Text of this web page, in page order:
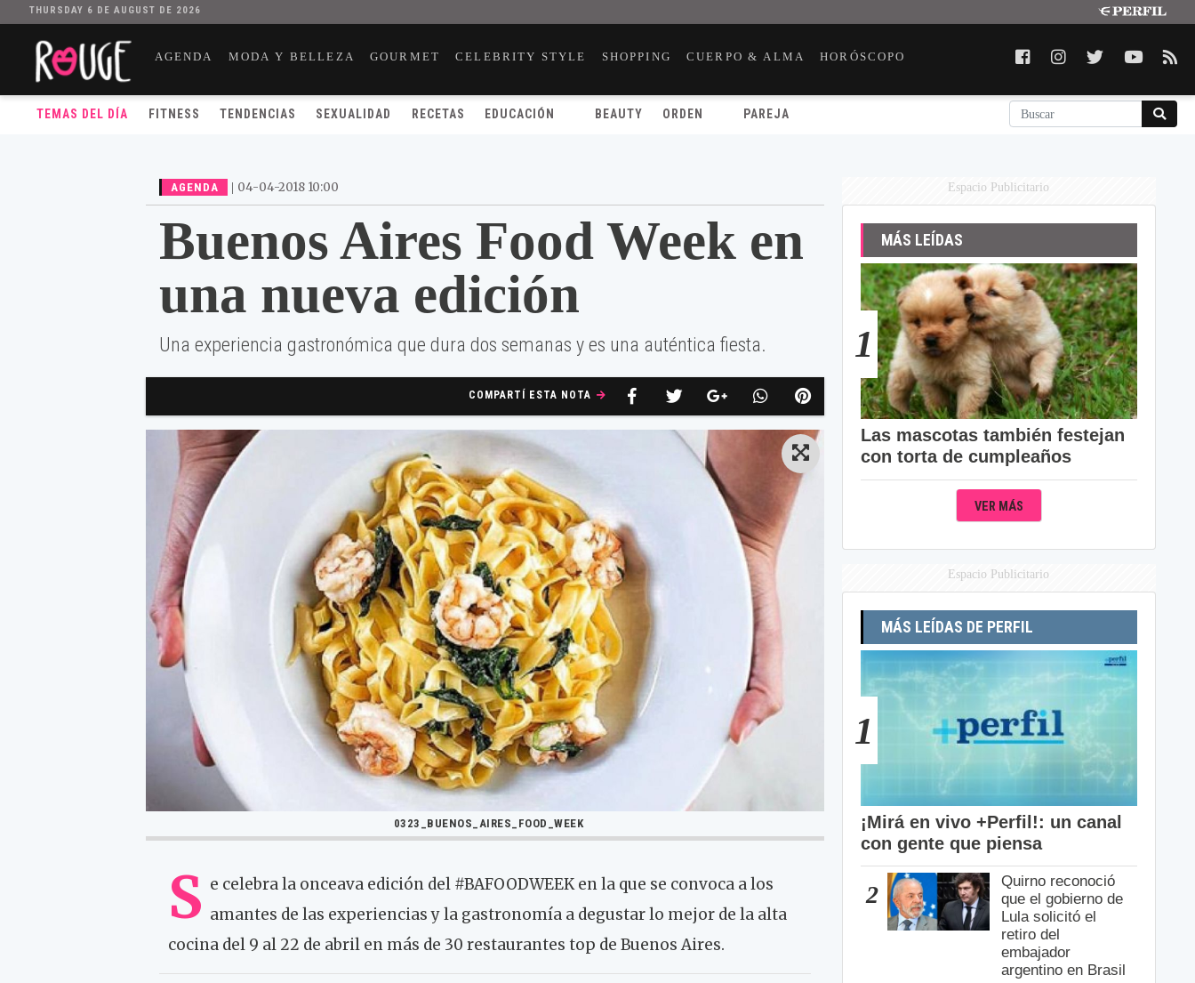
THURSDAY 6 DE AUGUST DE 2026
AGENDA MODA Y BELLEZA GOURMET CELEBRITY STYLE SHOPPING CUERPO & ALMA HORÓSCOPO
TEMAS DEL DÍA FITNESS TENDENCIAS SEXUALIDAD RECETAS EDUCACIÓN BEAUTY ORDEN PAREJA
AGENDA | 04-04-2018 10:00
Buenos Aires Food Week en
una nueva edición
Una experiencia gastronómica que dura dos semanas y es una auténtica fiesta.
COMPARTÍ ESTA NOTA
0323_BUENOS_AIRES_FOOD_WEEK
S e celebra la onceava edición del #BAFOODWEEK en la que se convoca a los
amantes de las experiencias y la gastronomía a degustar lo mejor de la alta
cocina del 9 al 22 de abril en más de 30 restaurantes top de Buenos Aires.
Espacio Publicitario
MÁS LEÍDAS
1
Las mascotas también festejan
con torta de cumpleaños
VER MÁS
Espacio Publicitario
MÁS LEÍDAS DE PERFIL
1
¡Mirá en vivo +Perfil!: un canal
con gente que piensa
2
Quirno reconoció
que el gobierno de
Lula solicitó el
retiro del
embajador
argentino en Brasil